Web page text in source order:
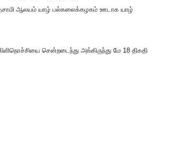
ஆலயம் யாழ் பல்கலைக்கழகம் ஊடாக யாழ்
சென்றடைந்து அங்கிருந்து மே 18 திகதி